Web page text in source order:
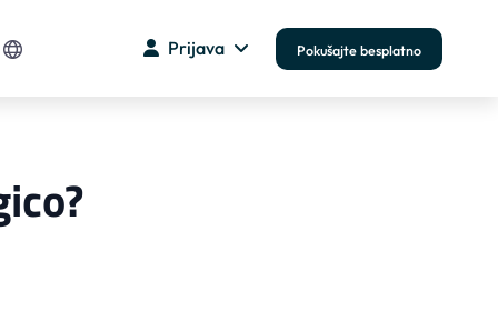
Prijava Pokušajte besplatno